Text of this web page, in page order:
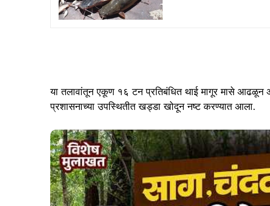
या तलावांतून एकूण १६ टन प्रतिबंधित थाई मागूर मासे
प्रशासनाच्या उपस्थितीत खड्डा खोदून नष्ट करण्यात आला.